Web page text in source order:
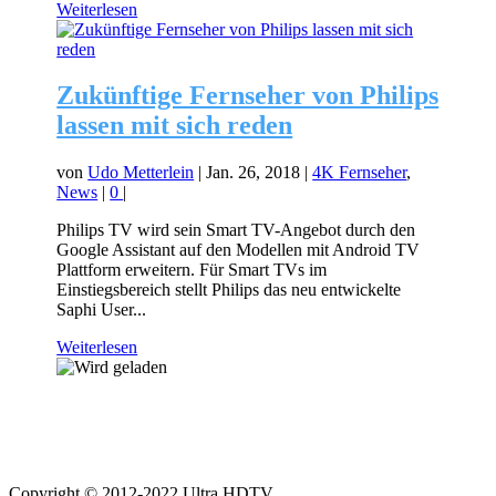
Weiterlesen
Zukünftige Fernseher von Philips
lassen mit sich reden
vonUdo Metterlein |Jan. 26, 2018 |4K Fernseher,
News |0 |
Philips TV wird sein Smart TV-Angebot durch den
Google Assistant auf den Modellen mit Android TV
Plattform erweitern. Für Smart TVs im
Einstiegsbereich stellt Philips das neu entwickelte
Saphi User...
Weiterlesen